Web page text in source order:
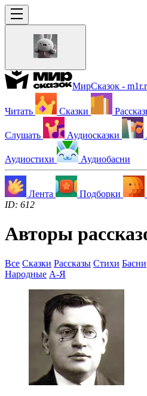
МирСказок -
Читать Сказки
Слушать Аудиосказки
Аудиостихи Аудиобасни
Лента Подборки
ID: 612
Авторы
Все Сказки Рассказы Стихи Басни
Народные А-Я